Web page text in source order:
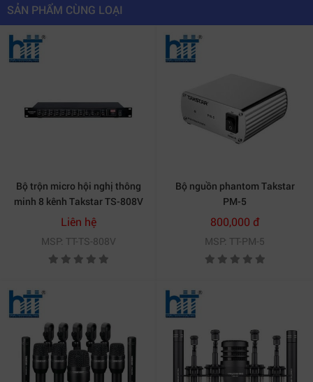
SẢN PHẨM CÙNG LOẠI
Bộ trộn micro hội nghị thông
minh 8 kênh Takstar TS-808V
Liên hệ
MSP: TT-TS-808V
Bộ nguồn phantom Takstar
PM-5
800,000 đ
MSP: TT-PM-5